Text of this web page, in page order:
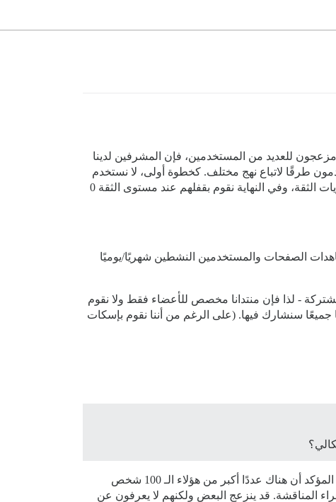
مزعجون للعديد من المستخدمين، فإن المشرفين لدينا
طرقًا لاتباع نهج مختلف. كخطوة أولى، لا نستخدم
تحذيرًا رسميًا - بل مجرد محادثة فردية. إذا ارتفع معدل تجاهلهم، فإننا نصعد الأمر بتحذير رسمي، ثم نبدأ في خفض مستويات الثقة، وفي النهاية نقوم بقفلهم عند مستوى الثقة 0
الصفحات والمستخدمين النشطين شهريًا/يوميًا
- لذا فإن منتدانا مخصص للأعضاء فقط ولا نقوم
جميعًا سنشارك فيها. (على الرغم من أننا نقوم بإسكات
إذا كان هناك 100 شخص سعوا للحصول على ميزة التجاهل لمستخدم ما حتى يتمكنوا من الاستمرار في المشاركة، فمن المؤكد أن هناك عددًا أكبر من هؤلاء الـ 100 شخص
المناقشة. قد ينزعج البعض ولكنهم لا يعرفون عن